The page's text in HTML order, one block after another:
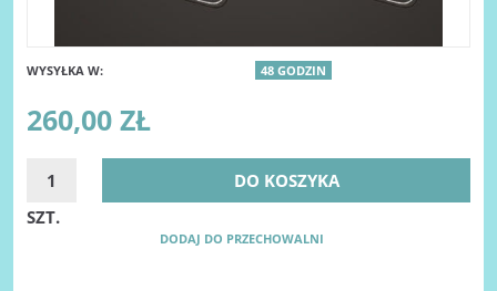
WYSYŁKA W: 48 GODZIN
260,00 ZŁ
SZT.
DO KOSZYKA
DODAJ DO PRZECHOWALNI